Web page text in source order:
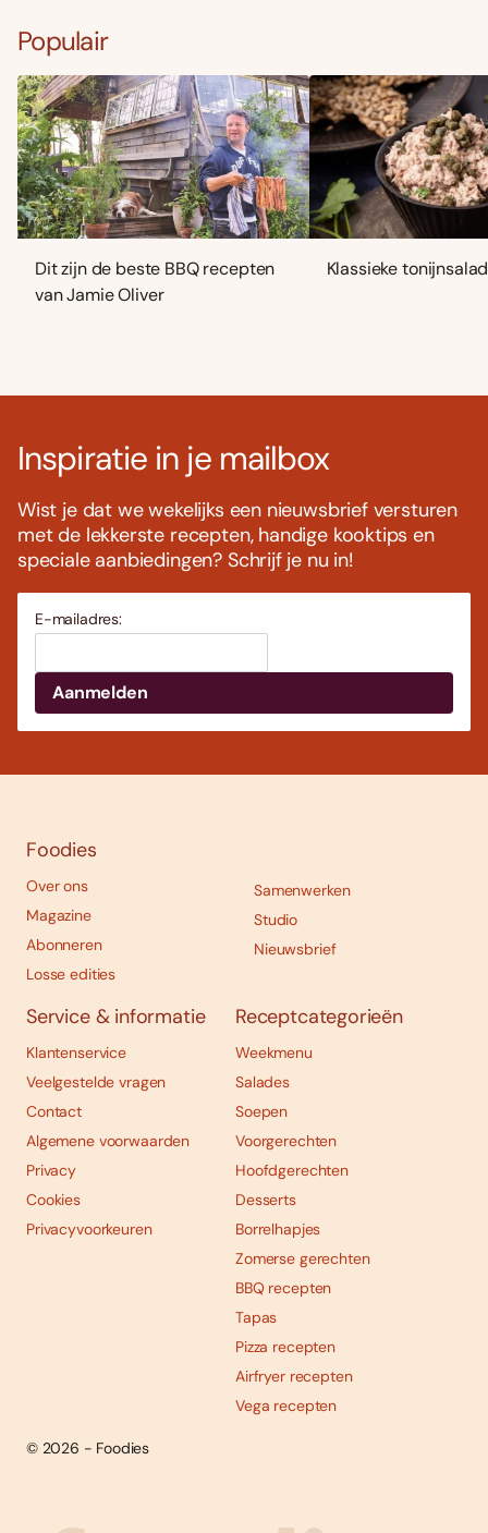
Populair
Dit zijn de beste BBQ recepten
van Jamie Oliver
Klassieke
Inspiratie in je mailbox
Wist je dat we wekelijks een nieuwsbrief versturen
met de lekkerste recepten, handige kooktips en
speciale aanbiedingen? Schrijf je nu in!
E-mailadres:
Foodies
Over ons
Magazine
Abonneren
Losse edities
Samenwerken
Studio
Nieuwsbrief
Service & informatie
Klantenservice
Veelgestelde vragen
Contact
Algemene voorwaarden
Privacy
Cookies
Privacyvoorkeuren
Receptcategorieën
Weekmenu
Salades
Soepen
Voorgerechten
Hoofdgerechten
Desserts
Borrelhapjes
Zomerse gerechten
BBQ recepten
Tapas
Pizza recepten
Airfryer recepten
Vega recepten
© 2026 - Foodies